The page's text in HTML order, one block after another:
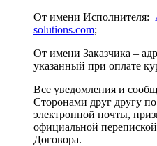
От имени Исполнителя:
solutions.com;
От имени Заказчика –
указанный при оплате
Все уведомления и
Сторонами друг другу
электронной почты,
официальной
Договора.